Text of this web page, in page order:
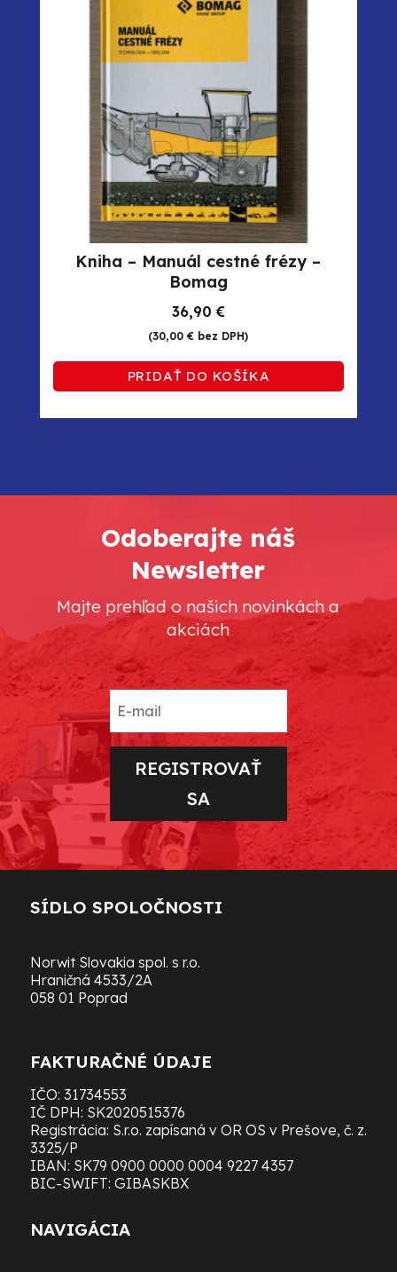
Kniha – Manuál cestné frézy –
Bomag
36,90€
(30,00€ bez DPH)
PRIDAŤ DO KOŠÍKA
Odoberajte náš
Newsletter
Majte prehľad o našich novinkách a
akciách
REGISTROVAŤ
SA
SÍDLO SPOLOČNOSTI
Norwit Slovakia spol. s r.o.
Hraničná 4533/2A
058 01 Poprad
FAKTURAČNÉ ÚDAJE
IČO: 31734553
IČ DPH: SK2020515376
Registrácia: S.r.o. zapísaná v OR OS v Prešove, č. z.
3325/P
IBAN: SK79 0900 0000 0004 9227 4357
BIC-SWIFT: GIBASKBX
NAVIGÁCIA